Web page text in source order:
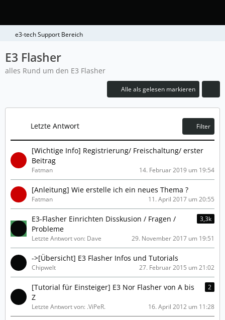
e3-tech Support Bereich
E3 Flasher
alles Rund um den E3 Flasher
Alle als gelesen markieren
Letzte Antwort Filter
[Wichtige Info] Registrierung/ Freischaltung/ erster
Beitrag
Fatman 14. Februar 2019 um 19:54
[Anleitung] Wie erstelle ich ein neues Thema ?
Fatman 11. April 2017 um 20:55
E3-Flasher Einrichten Disskusion / Fragen /
Probleme
3,3k
Letzte Antwort von: Dave 29. November 2017 um 19:51
->[Übersicht] E3 Flasher Infos und Tutorials
Chipwelt 27. Februar 2015 um 21:02
[Tutorial für Einsteiger] E3 Nor Flasher von A bis
Z
2
Letzte Antwort von: .ViPeR. 16. April 2012 um 11:28